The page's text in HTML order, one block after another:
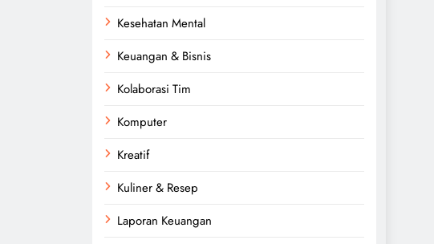
Kesehatan Mental
Keuangan & Bisnis
Kolaborasi Tim
Komputer
Kreatif
Kuliner & Resep
Laporan Keuangan